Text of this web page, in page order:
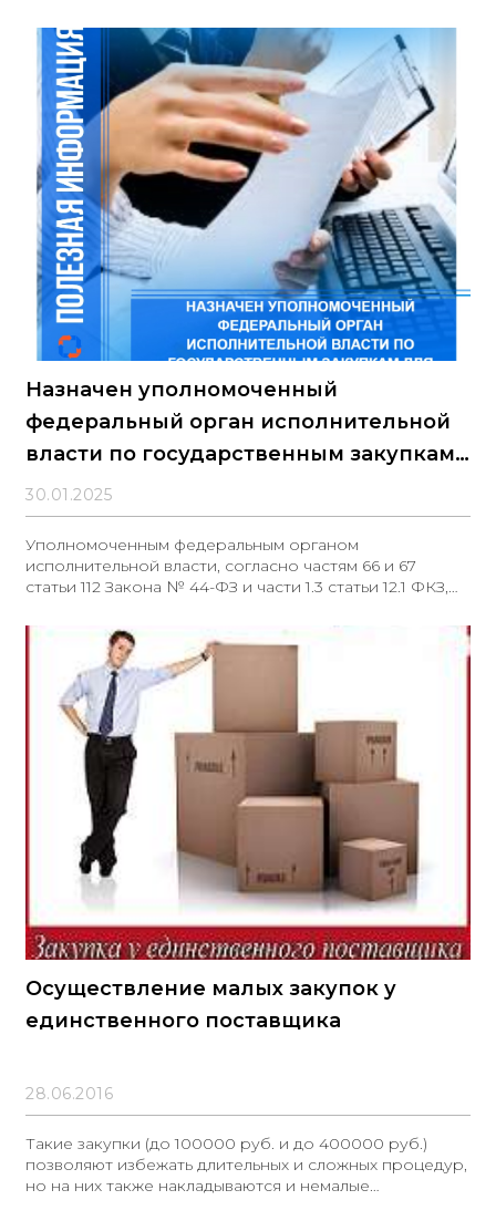
национального режима. Проект включает, в
частности, следующие изменения: - Предлагается
объединить действующие постановления
Правительства Российской Федерации № 102, № 878
и № 617 в рамках одного перечня и одного
постановления
Назначен уполномоченный
федеральный орган исполнительной
власти по государственным закупкам
для Крыма и Севастополя
30.01.2025
Уполномоченным федеральным органом
исполнительной власти, согласно частям 66 и 67
статьи 112 Закона № 44-ФЗ и части 1.3 статьи 12.1 ФКЗ,
в силу с 27 января 2025 года и касается образования
новых субъектов РФ, включая Республику Крым и
город федерального значения Севастополь.
Документ: Постановление Правительства РФ от
27.01.2025 № 53
Осуществление малых закупок у
единственного поставщика
28.06.2016
Такие закупки (до 100000 руб. и до 400000 руб.)
позволяют избежать длительных и сложных процедур,
но на них также накладываются и немалые